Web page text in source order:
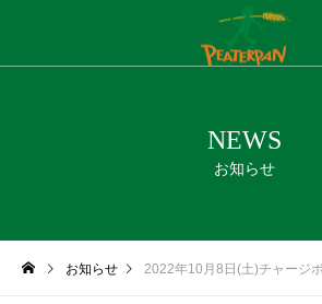
NEWS
お知らせ
お知らせ 2022年10月8日(土)チャージボーナス2倍デーのボー